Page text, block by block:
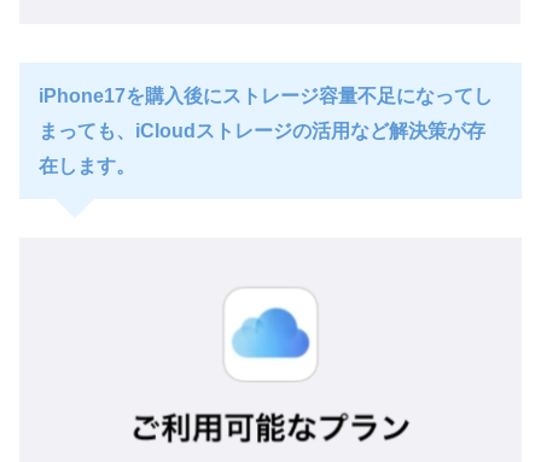
iPhone17を購入後にストレージ容量不足になってし
まっても、iCloudストレージの活用など解決策が存
在します。